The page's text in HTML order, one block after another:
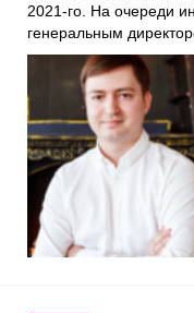
2021-го. На очереди
генеральным